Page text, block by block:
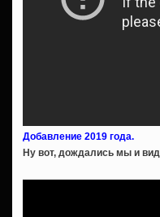
Добавление 2019 года.
Ну вот, дождались мы и